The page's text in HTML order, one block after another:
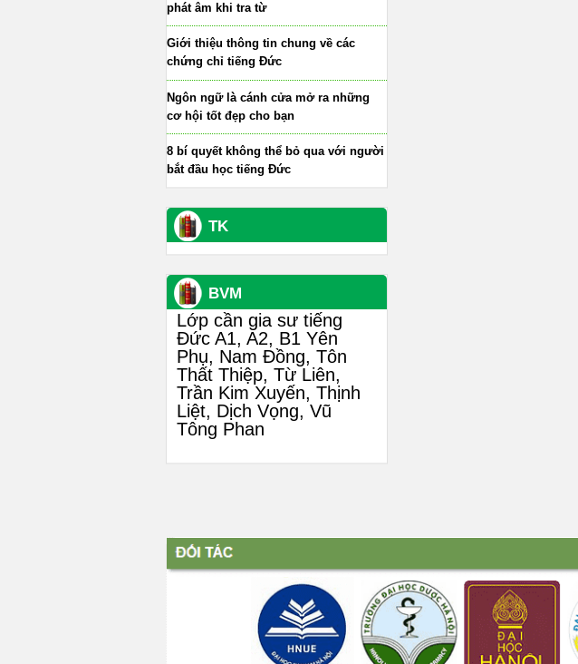
phát âm khi tra từ
Giới thiệu thông tin chung về các
chứng chỉ tiếng Đức
Ngôn ngữ là cánh cửa mở ra những
cơ hội tốt đẹp cho bạn
8 bí quyết không thể bỏ qua với người
bắt đầu học tiếng Đức
TK
BVM
Lớp cần gia sư tiếng
Đức A1, A2, B1 Yên
Phụ, Nam Đồng, Tôn
Thất Thiệp, Từ Liên,
Trần Kim Xuyến, Thịnh
Liệt, Dịch Vọng, Vũ
Tông Phan